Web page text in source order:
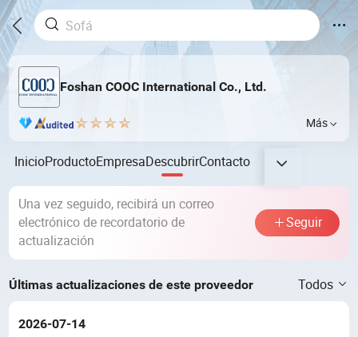
Foshan COOC International Co., Ltd.
Más
InicioProductoEmpresaDescubrirContacto
Una vez seguido, recibirá un correo
electrónico de recordatorio de
actualización
Seguir
Últimas actualizaciones de este proveedor Todos
2026-07-14